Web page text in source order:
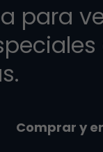
para
Comprar y